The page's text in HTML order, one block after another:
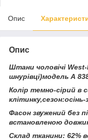
Опис
Опис
Штани чоловічі
шнурівці)модель А
Колір темно-сірий в
клітинку,сезон:осінь-
Фасон звужений без
встановленою
Склад тканини: 62%